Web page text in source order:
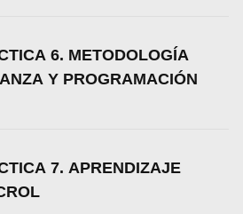
6. METODOLOGÍA
Y PROGRAMACIÓN
7. APRENDIZAJE